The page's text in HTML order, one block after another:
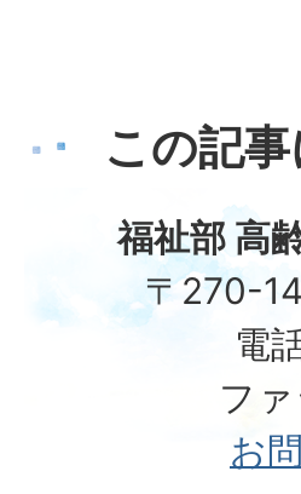
この記
福祉部 高
〒270-
電
フ
お